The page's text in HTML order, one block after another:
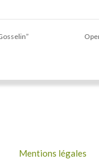
Mentions légales